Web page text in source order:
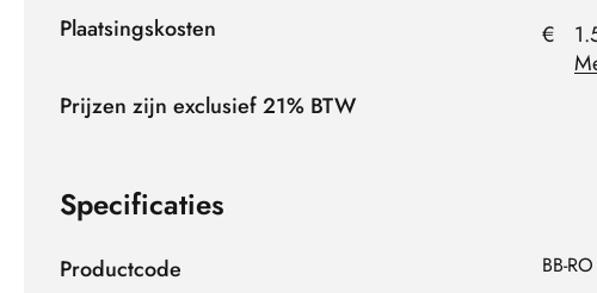
Plaatsingskosten
€
Prijzen zijn exclusief 21% BTW
Specificaties
Productcode BB-